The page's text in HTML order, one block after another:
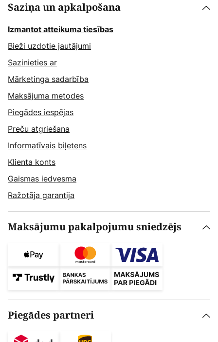
Saziņa un apkalpošana
Izmantot atteikuma tiesības
Bieži uzdotie jautājumi
Sazinieties ar
Mārketinga sadarbība
Maksājuma metodes
Piegādes iespējas
Preču atgriešana
Informatīvais biļetens
Klienta konts
Gaismas iedvesma
Ražotāja garantija
Maksājumu pakalpojumu sniedzējs
Piegādes partneri